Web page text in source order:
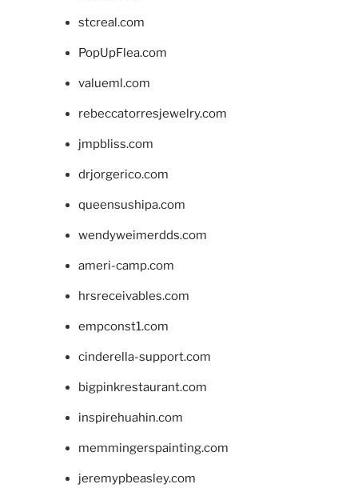
stcreal.com
PopUpFlea.com
valueml.com
rebeccatorresjewelry.com
jmpbliss.com
drjorgerico.com
queensushipa.com
wendyweimerdds.com
ameri-camp.com
hrsreceivables.com
empconst1.com
cinderella-support.com
bigpinkrestaurant.com
inspirehuahin.com
memmingerspainting.com
jeremypbeasley.com